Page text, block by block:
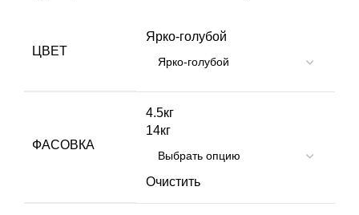
ЦВЕТ
Ярко-голубой
ФАСОВКА
4.5кг
14кг
Очистить